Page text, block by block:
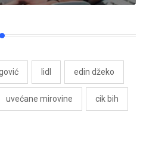
lidl edin džeko
uvećane mirovine cik bih